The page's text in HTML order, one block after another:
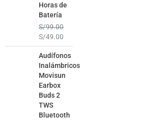
Horas de
Batería
S/99.00
S/49.00
Audífonos
Inalámbricos
Movisun
Earbox
Buds 2
TWS
Bluetooth
precio
original
era:
S/129.00.
precio